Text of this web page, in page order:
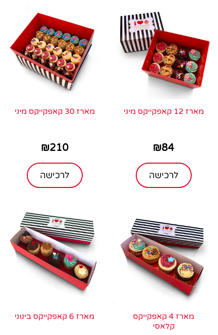
מארז 12 קאפקייקס מיני
₪84
לרכישה
מארז 30 קאפקייקס מיני
₪210
לרכישה
מארז 4 קאפקייקס
קלאסי
מארז 6 קאפקייקס בינוני